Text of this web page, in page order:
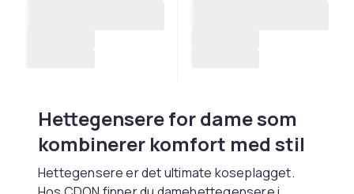
Hettegensere for dame som
kombinerer komfort med stil
Hettegensere er det ultimate koseplagget.